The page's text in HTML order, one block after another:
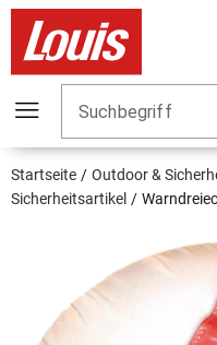
Suchbegriff
Startseite Outdoor &
Sicherheitsartikel